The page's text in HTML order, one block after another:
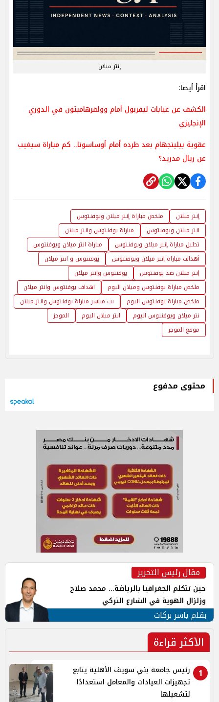
إنتر ميلان
اقرأ أيضا:
الكشف عن غيابات ليفربول أمام وولفرهامبتون في الدوري
الإنجليزي
عقوبة بيلينجهام بعد طرده أمام أوساسونا.. كم مباراة سيغيب
عن ريال مدريد؟
إنتر ميلان
ملخص مباراة إنتر ميلان ويوفنتوس
انتر ميلان ويوفنتوس
مباراة يوفنتوس وانتر ميلان
تحليل مباراة إنتر ميلان ويوفنتوس
مباراة انتر ميلان ويوفنتوس
أهداف مباراة إنتر ميلان ويوفنتوس
يوفنتوس و انتر ميلان
إنتر ميلان ضد يوفنتوس
يوفنتوس وإنتر ميلان
ملخص مباراة يوفنتوس وميلان اليوم
اهداف يوفنتوس وانتر ميلان
ملخص مباراة يوفنتوس اليوم
بث مباشر مباراة يوفنتوس وانتر ميلان
نتر ميلان ويوفنتوس اليوم
انتر ميلان اليوم
الموجز
موقع الموجز
محتوى مدفوع
مقال رئيس التحرير
حين تتكلم الجغرافيا بالرياضة... محمد صلاح
وزلزال الهوية في الشارع التركي
بقلم ياسر بركات
الأكثر قراءة
1
رئيس جامعة بني سويف الأهلية يتابع
تجهيزات العيادات والمعامل استعدادًا
لتشغيلها